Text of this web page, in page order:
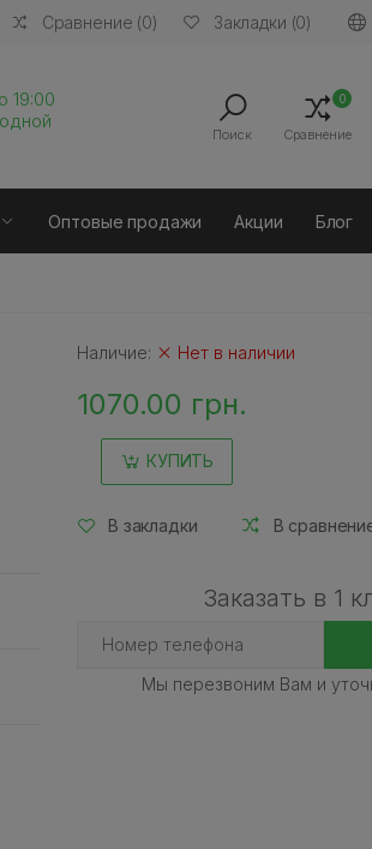
Сравнение (0) Закладки (0)
19:00
Поиск
0
Сравнение
Оптовые продажи Акции Блог
Наличие: Нет в наличии
1070.00 грн.
КУПИТЬ
В закладки В
Заказать в 1
Мы перезвоним Вам и